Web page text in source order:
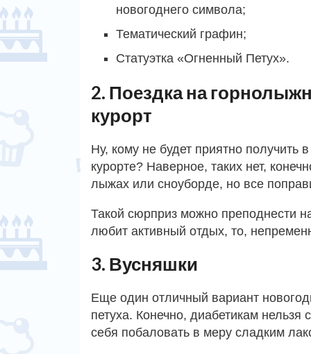
новогоднего символа;
Тематический графин;
Статуэтка «Огненный Петух».
2. Поездка на
курорт
Ну, кому не будет приятно получить
курорте? Наверное, таких нет,
лыжах или сноуборде, но все
Такой сюрприз можно преподнести
любит активный отдых, то,
3. Вусняшки
Еще один отличный вариант
петуха. Конечно, диабетикам
себя побаловать в меру сладким